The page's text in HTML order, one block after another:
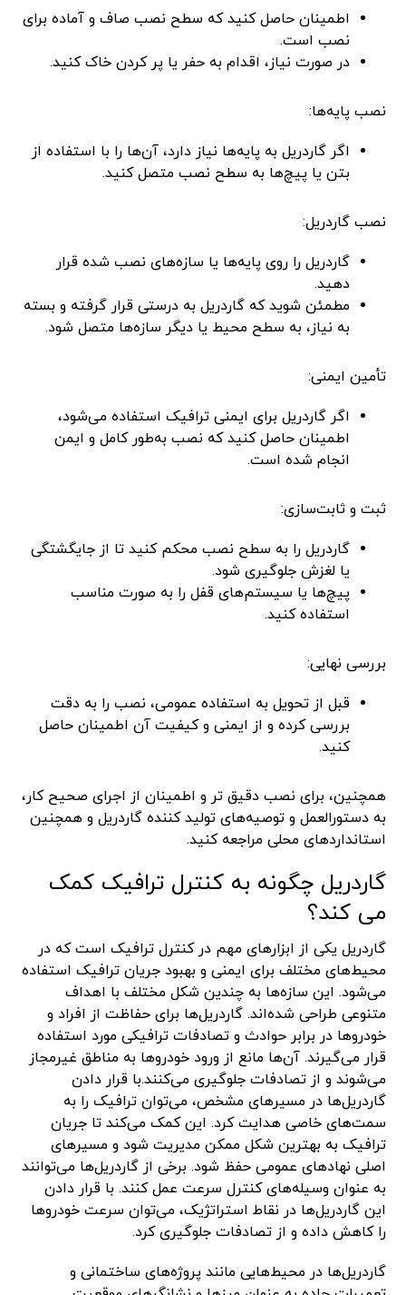
اطمینان حاصل کنید که سطح نصب صاف و آماده برای
نصب است.
در صورت نیاز، اقدام به حفر یا پر کردن خاک کنید.
نصب پایه‌ها:
اگر گاردریل به پایه‌ها نیاز دارد، آن‌ها را با استفاده از
بتن یا پیچ‌ها به سطح نصب متصل کنید.
نصب گاردریل:
گاردریل را روی پایه‌ها یا سازه‌های نصب شده قرار
دهید.
مطمئن شوید که گاردریل به درستی قرار گرفته و بسته
به نیاز، به سطح محیط یا دیگر سازه‌ها متصل شود.
تأمین ایمنی:
اگر گاردریل برای ایمنی ترافیک استفاده می‌شود،
اطمینان حاصل کنید که نصب به‌طور کامل و ایمن
انجام شده است.
ثبت و ثابت‌سازی:
گاردریل را به سطح نصب محکم کنید تا از جایگشتگی
یا لغزش جلوگیری شود.
پیچ‌ها یا سیستم‌های قفل را به صورت مناسب
استفاده کنید.
بررسی نهایی:
قبل از تحویل به استفاده عمومی، نصب را به دقت
بررسی کرده و از ایمنی و کیفیت آن اطمینان حاصل
کنید.
همچنین، برای نصب دقیق تر و اطمینان از اجرای صحیح کار،
به دستورالعمل و توصیه‌های تولید کننده گاردریل و همچنین
استانداردهای محلی مراجعه کنید.
گاردریل چگونه به کنترل ترافیک کمک
می کند؟
گاردریل یکی از ابزارهای مهم در کنترل ترافیک است که در
محیط‌های مختلف برای ایمنی و بهبود جریان ترافیک استفاده
می‌شود. این سازه‌ها به چندین شکل مختلف با اهداف
متنوعی طراحی شده‌اند. گاردریل‌ها برای حفاظت از افراد و
خودروها در برابر حوادث و تصادفات ترافیکی مورد استفاده
قرار می‌گیرند. آن‌ها مانع از ورود خودروها به مناطق غیرمجاز
می‌شوند و از تصادفات جلوگیری می‌کنند.با قرار دادن
گاردریل‌ها در مسیرهای مشخص، می‌توان ترافیک را به
سمت‌های خاصی هدایت کرد. این کمک می‌کند تا جریان
ترافیک به بهترین شکل ممکن مدیریت شود و مسیرهای
اصلی نهادهای عمومی حفظ شود. برخی از گاردریل‌ها می‌توانند
به عنوان وسیله‌های کنترل سرعت عمل کنند. با قرار دادن
این گاردریل‌ها در نقاط استراتژیک، می‌توان سرعت خودروها
را کاهش داده و از تصادفات جلوگیری کرد.
گاردریل‌ها در محیط‌هایی مانند پروژه‌های ساختمانی و